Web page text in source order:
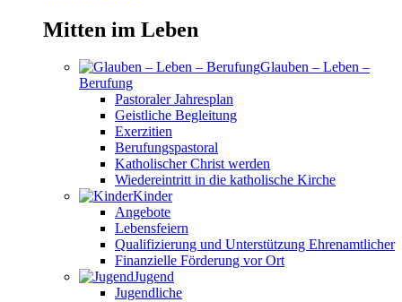
Mitten im Leben
Glauben – Leben –
Berufung
Pastoraler Jahresplan
Geistliche Begleitung
Exerzitien
Berufungspastoral
Katholischer Christ werden
Wiedereintritt in die katholische Kirche
Kinder
Angebote
Lebensfeiern
Qualifizierung und Unterstützung Ehrenamtlicher
Finanzielle Förderung vor Ort
Jugend
Jugendliche